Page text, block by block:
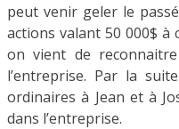
peut venir geler le
actions valant 50 000$ à
on vient de
l’entreprise. Par la
ordinaires à Jean et à
dans l’entreprise.